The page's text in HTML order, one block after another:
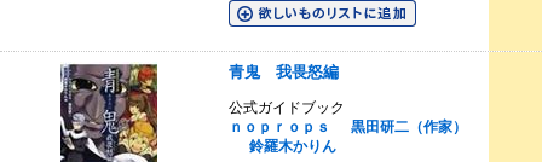
青鬼 我畏怒編
公式ガイドブック
ｎｏｐｒｏｐｓ
黒田研二（作家）
鈴羅木かりん